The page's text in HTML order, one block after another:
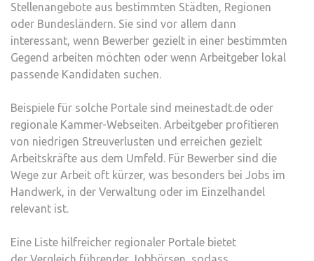
Stellenangebote aus bestimmten Städten, Regionen
oder Bundesländern. Sie sind vor allem dann
interessant, wenn Bewerber gezielt in einer bestimmten
Gegend arbeiten möchten oder wenn Arbeitgeber lokal
passende Kandidaten suchen.
Beispiele für solche Portale sind meinestadt.de oder
regionale Kammer-Webseiten. Arbeitgeber profitieren
von niedrigen Streuverlusten und erreichen gezielt
Arbeitskräfte aus dem Umfeld. Für Bewerber sind die
Wege zur Arbeit oft kürzer, was besonders bei Jobs im
Handwerk, in der Verwaltung oder im Einzelhandel
relevant ist.
Eine Liste hilfreicher regionaler Portale bietet